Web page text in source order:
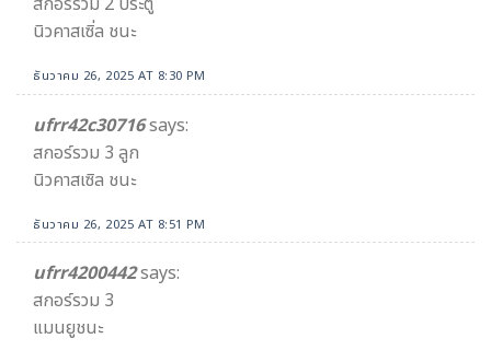
นิวคาสเซิ่ล ชนะ
ธันวาคม 26, 2025 AT 8:30 PM
ufrr42c30716says:
สกอร์รวม 3 ลูก
นิวคาสเซิล ชนะ
ธันวาคม 26, 2025 AT 8:51 PM
ufrr4200442says:
สกอร์รวม 3
แมนยูชนะ